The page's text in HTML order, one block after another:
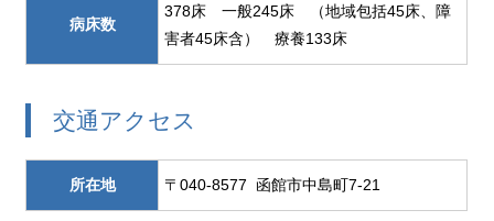
病床数
378床 一般245床 （地域包括45床、障
害者45床含） 療養133床
交通アクセス
所在地 〒040-8577 函館市中島町7-21